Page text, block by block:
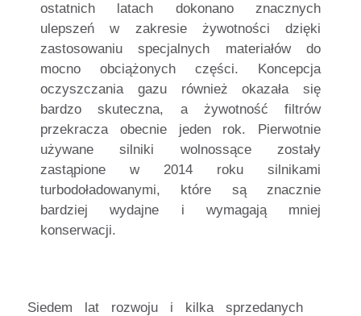
ostatnich latach dokonano znacznych
ulepszeń w zakresie żywotności dzięki
zastosowaniu specjalnych materiałów do
mocno obciążonych części. Koncepcja
oczyszczania gazu również okazała się
bardzo skuteczna, a żywotność filtrów
przekracza obecnie jeden rok. Pierwotnie
używane silniki wolnossące zostały
zastąpione w 2014 roku silnikami
turbodoładowanymi, które są znacznie
bardziej wydajne i wymagają mniej
konserwacji.
Siedem lat rozwoju i kilka sprzedanych